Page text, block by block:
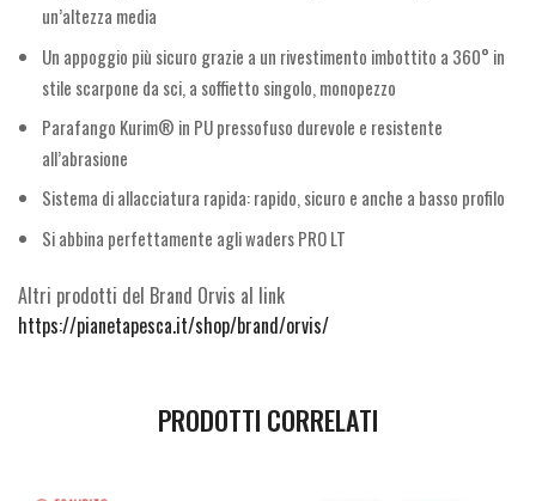
un’altezza media
Un appoggio più sicuro grazie a un rivestimento imbottito a 360° in
stile scarpone da sci, a soffietto singolo, monopezzo
Parafango Kurim® in PU pressofuso durevole e resistente
all’abrasione
Sistema di allacciatura rapida: rapido, sicuro e anche a basso profilo
Si abbina perfettamente agli waders PRO LT
Altri prodotti del Brand Orvis al link
https://pianetapesca.it/shop/brand/orvis/
PRODOTTI CORRELATI